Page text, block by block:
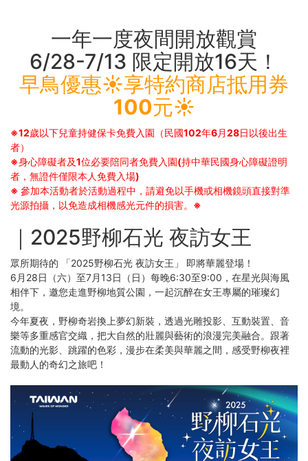
一年一度夜間開放觀賞
6/28-7/13 限定開放16天！
早鳥優惠☀︎享特約商店抵用券
100元☀︎
※12歲以下兒童持健保卡免費入園（民國102年6月28日以後出生
者）
※身心障礙者及1位必要陪同者免費入園(持中華民國身心障礙證明
者，無證件僅限本人免費入場)
※ 參加本活動者於活動過程中，請避免以手機或相機鏡頭直接對準
光源拍攝，以免造成相機感光元件的損害。※
｜2025野柳石光 夜訪女王
眾所期待的 「2025野柳石光 夜訪女王」 即將華麗登場！
6月28日（六）至7月13日（日）每晚6:30至9:00，在星光與海風
相伴下，邀您走進野柳地質公園，一起沉醉在女王專屬的璀璨幻
境。
今年夏夜，野柳奇岩換上夢幻新裝，透過光雕投影、互動裝置、音
樂等多重感官交織，把大自然的壯麗與藝術的浪漫完美融合。跟著
流動的光影、跳躍的色彩，漫步在柔美與華麗之間，感受野柳夜裡
最動人的奇幻之旅吧！